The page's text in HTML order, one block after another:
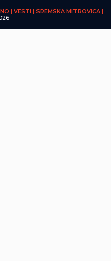
| VESTI | SREMSKA MITROVICA |